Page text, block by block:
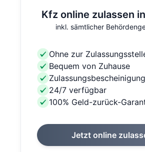
Kfz online zulassen
inkl. sämtlicher
Ohne zur
Bequem von Zuhause
24/7 verfügbar
100% Geld-zurück-
Jetzt online